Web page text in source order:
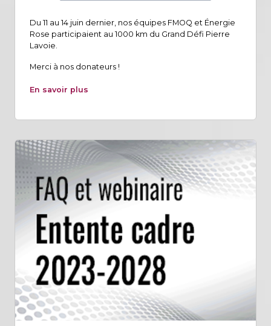
Du 11 au 14 juin dernier, nos équipes FMOQ et Énergie
Rose participaient au 1000 km du Grand Défi Pierre
Lavoie.
Merci à nos donateurs !
En savoir plus